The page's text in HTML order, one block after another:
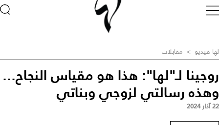
لها فيديو > مقابلات
روجينا لـ"لها": هذا هو مقياس النجاح...
وهذه رسالتي لزوجي وبناتي
22 آذار 2024